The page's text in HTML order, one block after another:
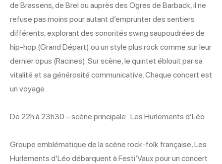
de Brassens, de Brel ou auprès des Ogres de Barback, il ne
refuse pas moins pour autant d’emprunter des sentiers
différents, explorant des sonorités swing saupoudrées de
hip-hop (Grand Départ) ou un style plus rock comme sur leur
dernier opus (Racines). Sur scène, le quintet éblouit par sa
vitalité et sa générosité communicative. Chaque concert est
un voyage.
De 22h à 23h30 – scène principale : Les Hurlements d’Léo
Groupe emblématique de la scène rock-folk française, Les
Hurlements d’Léo débarquent à Festi’Vaux pour un concert